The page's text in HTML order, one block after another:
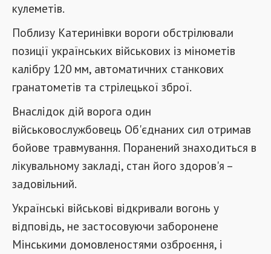
кулеметів.
Поблизу Катеринівки вороги обстрілювали
позиції українських військових із мінометів
калібру 120 мм, автоматичних станкових
гранатометів та стрілецької зброї.
Внаслідок дій ворога один
військовослужбовець Об'єднаних сил отримав
бойове травмування. Поранений знаходиться в
лікувальному закладі, стан його здоров'я –
задовільний.
Українські військові відкривали вогонь у
відповідь, не застосовуючи заборонене
Мінськими домовленостями озброєння, і